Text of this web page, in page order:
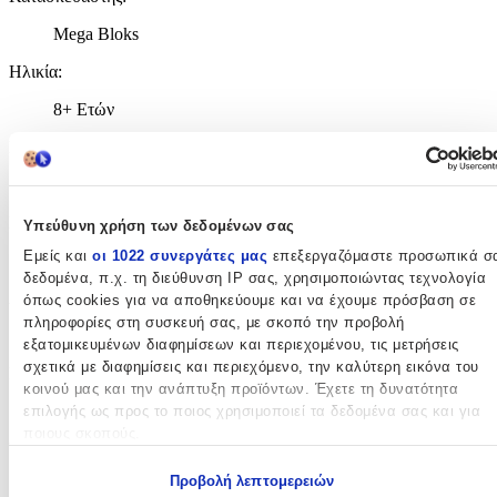
Υπεύθυνη χρήση των δεδομένων σας
Εμείς και οι 1022 συνεργάτες μας επεξεργαζόμαστε προσωπικά
δεδομένα, π.χ. τη διεύθυνση IP σας, χρησιμοποιώντας τεχνολογία
όπως cookies για να αποθηκεύουμε και να έχουμε πρόσβαση σε
πληροφορίες στη συσκευή σας, με σκοπό την προβολή
εξατομικευμένων διαφημίσεων και περιεχομένου, τις μετρήσεις
σχετικά με διαφημίσεις και περιεχόμενο, την καλύτερη εικόνα του
κοινού μας και την ανάπτυξη προϊόντων. Έχετε τη δυνατότητα
επιλογής ως προς το ποιος χρησιμοποιεί τα δεδομένα σας και για
Εάν μας επιτρέπετε, θα θέλαμε επίσης:
Προβολή λεπτομερειών
Mega Bloks
Ηλικία:
8+ Ετών
Bristles
Όχι
Εκπαιδευτικά:
Όχι
Αρίθμησης:
Όχι
Κύβοι:
Όχι
Υλικό: